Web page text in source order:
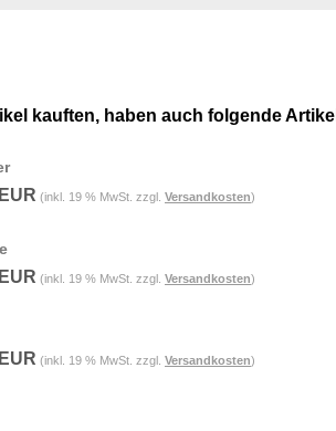
kauften, haben auch folgende Artikel
(inkl. 19 % MwSt. zzgl. Versandkosten)
(inkl. 19 % MwSt. zzgl. Versandkosten)
(inkl. 19 % MwSt. zzgl. Versandkosten)